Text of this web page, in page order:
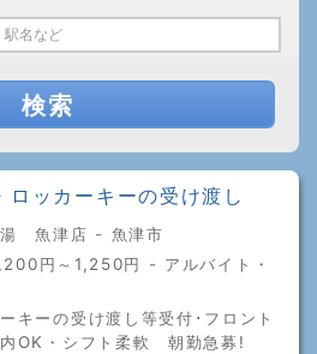
検索
ロッカーキーの受け渡し
湯 魚津店 - 魚津市
円～1,250円 - アルバイト・
キーの受け渡し等受付･フロント
内OK・シフト柔軟 朝勤急募!